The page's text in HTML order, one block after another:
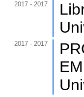
2017 - 2017
2017 - 2017